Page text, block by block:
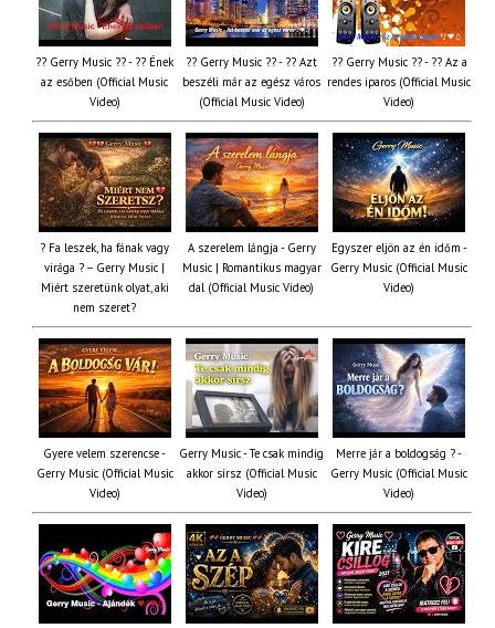
?? Gerry Music ?? - ?? Ének
az esőben (Official Music
Video)
?? Gerry Music ?? - ?? Azt
beszéli már az egész város
(Official Music Video)
?? Gerry Music ?? - ?? Az a
rendes iparos (Official Music
Video)
? Fa leszek, ha fának vagy
virága ? – Gerry Music |
Miért szeretünk olyat, aki
nem szeret?
A szerelem lángja - Gerry
Music | Romantikus magyar
dal (Official Music Video)
Egyszer eljön az én időm -
Gerry Music (Official Music
Video)
Gyere velem szerencse -
Gerry Music (Official Music
Video)
Gerry Music - Te csak mindig
akkor sírsz (Official Music
Video)
Merre jár a boldogság ? -
Gerry Music (Official Music
Video)